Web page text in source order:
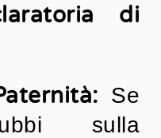
di
Se
sulla